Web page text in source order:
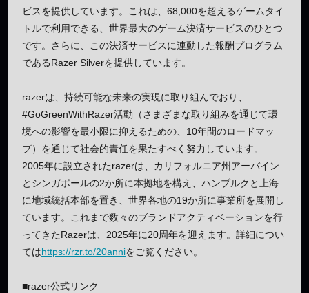
ビスを提供しています。これは、68,000を超えるゲームタイ
トルで利用できる、世界最大のゲーム決済サービスのひとつ
です。さらに、この決済サービスに連動した報酬プログラム
であるRazer Silverを提供しています。
razerは、持続可能な未来の実現に取り組んでおり、
#GoGreenWithRazer活動（さまざまな取り組みを通じて環
境への影響を最小限に抑えるための、10年間のロードマッ
プ）を通じて社会的責任を果たすべく努力しています。
2005年に設立されたrazerは、カリフォルニア州アーバイン
とシンガポールの2か所に本拠地を構え、ハンブルクと上海
に地域統括本部を置き、世界各地の19か所に事業所を展開し
ています。これまで数々のブランドアクティベーションを行
ってきたRazerは、2025年に20周年を迎えます。詳細につい
てはhttps://rzr.to/20anniをご覧ください。
■razer公式リンク